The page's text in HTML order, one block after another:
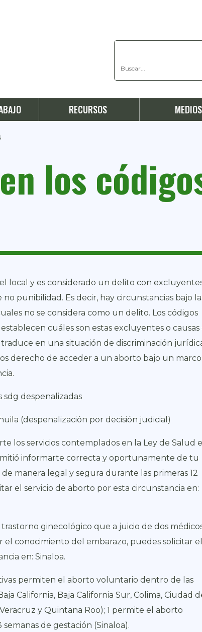
RECURSOS MEDIOS
los
local y es considerado un delito con
punibilidad. Es decir, hay circunstancias bajo
no se considera como un delito. Los códigos
cuáles son estas excluyentes o causas
en una situación de discriminación
derecho de acceder a un aborto bajo un
despenalizadas
(despenalización por decisión judicial)
los servicios contemplados en la Ley de Salud el
informarte correcta y oportunamente de tu
manera legal y segura durante las primeras 12
el servicio de aborto por esta circunstancia en:
ginecológico que a juicio de dos
conocimiento del embarazo, puedes solicitar el
en: Sinaloa.
permiten el aborto voluntario dentro de las
California, Baja California Sur, Colima, Ciudad
y Quintana Roo); 1 permite el aborto
de gestación (Sinaloa).